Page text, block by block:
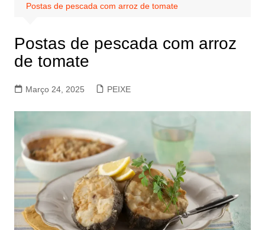
Postas de pescada com arroz de tomate
Postas de pescada com arroz
de tomate
Março 24, 2025 PEIXE